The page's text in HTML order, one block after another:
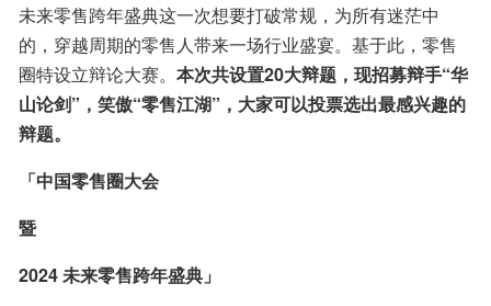
未来零售跨年盛典这一次想要打破常规，为所有迷茫中
的，穿越周期的零售人带来一场行业盛宴。基于此，零售
圈特设立辩论大赛。 本次共设置20大辩题，现招募辩手“华
山论剑”，笑傲“零售江湖”，大家可以投票选出最感兴趣的
辩题。
「中国零售圈大会
暨
2024 未来零售跨年盛典」